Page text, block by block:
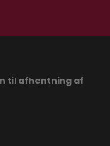
til afhentning af